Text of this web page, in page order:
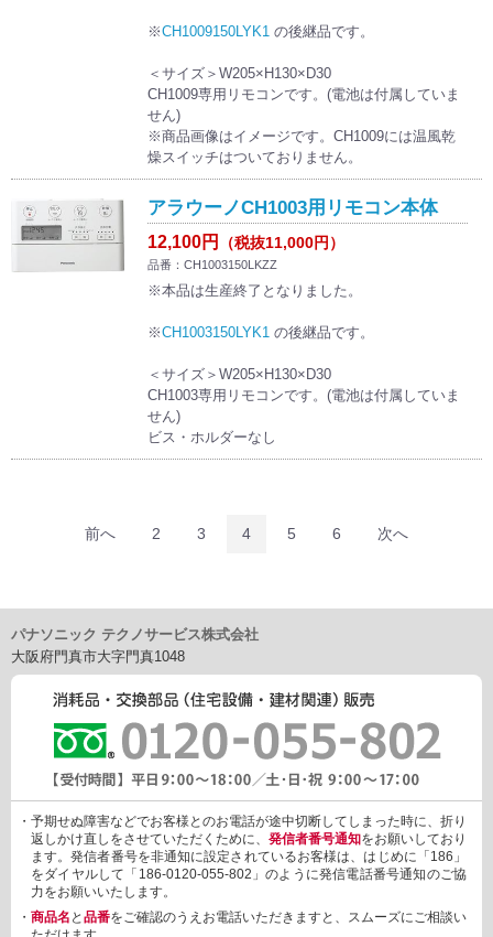
※CH1009150LYK1の後継品です。
＜サイズ＞W205×H130×D30
CH1009専用リモコンです。(電池は付属していま
せん)
※商品画像はイメージです。CH1009には温風乾
燥スイッチはついておりません。
アラウーノCH1003用リモコン本体
12,100円 （税抜11,000円）
品番：CH1003150LKZZ
※本品は生産終了となりました。
※CH1003150LYK1の後継品です。
＜サイズ＞W205×H130×D30
CH1003専用リモコンです。(電池は付属していま
せん)
ビス・ホルダーなし
前へ 2 3 4 5 6 次へ
パナソニック テクノサービス株式会社
大阪府門真市大字門真1048
・予期せぬ障害などでお客様とのお電話が途中切断してしまった時に、折り
返しかけ直しをさせていただくために、 発信者番号通知をお願いしており
ます。発信者番号を非通知に設定されているお客様は、はじめに「186」
をダイヤルして「186-0120-055-802」のように発信電話番号通知のご協
力をお願いいたします。
・ 商品名 と 品番をご確認のうえお電話いただきますと、スムーズにご相談い